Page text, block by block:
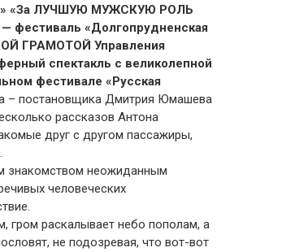
«За ЛУЧШУЮ МУЖСКУЮ РОЛЬ
фестиваль «Долгопрудненская
ГРАМОТОЙ Управления
спектакль с великолепной
фестивале «Русская
– постановщика Дмитрия Юмашева
рассказов Антона
друг с другом пассажиры,
знакомством неожиданным
человеческих
гром раскалывает небо пополам, а
не подозревая, что вот-вот